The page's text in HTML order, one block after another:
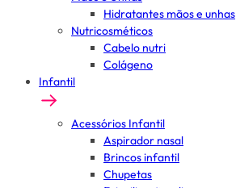
Hidratantes mãos e unhas
Nutricosméticos
Cabelo nutri
Colágeno
Infantil
Acessórios Infantil
Aspirador nasal
Brincos infantil
Chupetas